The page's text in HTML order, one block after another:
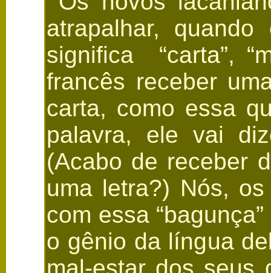
atrapalhar,
significa “carta”,
francês receber
carta, como essa
palavra, ele vai
(Acabo de receber
uma letra?) Nós,
com essa
o gênio da língua